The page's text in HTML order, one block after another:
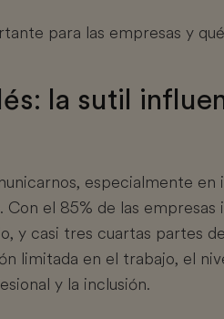
para las empresas y
la sutil
especialmente
Con el 85% de las
y casi tres cuartas partes
limitada en el trabajo, el
y la inclusión.